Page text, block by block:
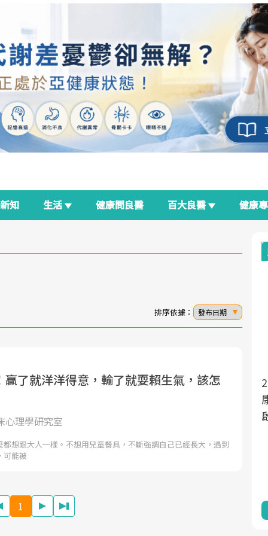
新知 生活 健康問良醫 百大良醫 健康
排序依據： 發布日期
贏了就洋洋得意，輸了就耍賴生氣，該怎
心理學研究室
都想跟大人一樣。不想用兒童餐具，不斷強調自己已經長大，遇到
可能被
1
面對超高齡社會的浪潮，台灣正在快速邁
如「健康台灣推動委員會」與「長照3.0」
心議題。然而，健檢不只是醫療院所的服